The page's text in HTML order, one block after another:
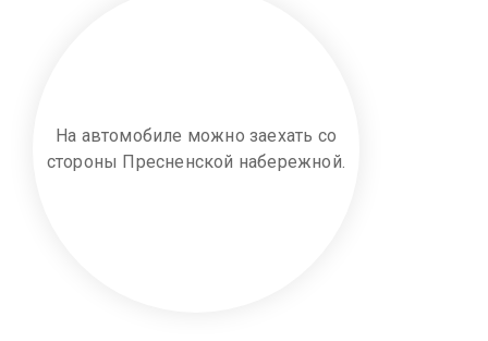
На автомобиле можно заехать со
стороны Пресненской набережной.